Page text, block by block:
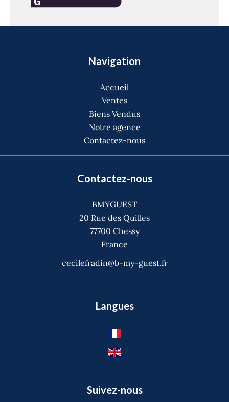
Navigation
Accueil
Ventes
Biens Vendus
Notre agence
Contactez-nous
Contactez-nous
BMYGUEST
20 Rue des Quilles
77700 Chessy
France
cecilefradin@b-my-guest.fr
Langues
Suivez-nous